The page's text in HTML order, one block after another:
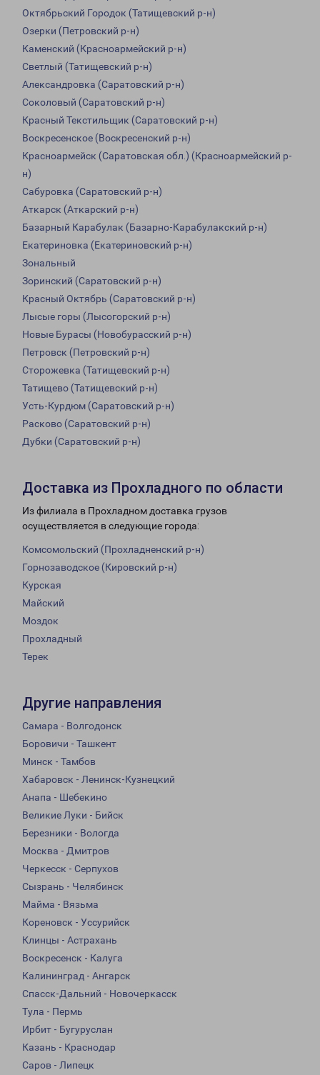
Октябрьский Городок (Татищевский р-н)
Озерки (Петровский р-н)
Каменский (Красноармейский р-н)
Светлый (Татищевский р-н)
Александровка (Саратовский р-н)
Соколовый (Саратовский р-н)
Красный Текстильщик (Саратовский р-н)
Воскресенское (Воскресенский р-н)
Красноармейск (Саратовская обл.) (Красноармейский р-
н)
Сабуровка (Саратовский р-н)
Аткарск (Аткарский р-н)
Базарный Карабулак (Базарно-Карабулакский р-н)
Екатериновка (Екатериновский р-н)
Зональный
Зоринский (Саратовский р-н)
Красный Октябрь (Саратовский р-н)
Лысые горы (Лысогорский р-н)
Новые Бурасы (Новобурасский р-н)
Петровск (Петровский р-н)
Сторожевка (Татищевский р-н)
Татищево (Татищевский р-н)
Усть-Курдюм (Саратовский р-н)
Расково (Саратовский р-н)
Дубки (Саратовский р-н)
Доставка из Прохладного по области
Из филиала в Прохладном доставка грузов
осуществляется в следующие города:
Комсомольский (Прохладненский р-н)
Горнозаводское (Кировский р-н)
Курская
Майский
Моздок
Прохладный
Терек
Другие направления
Самара - Волгодонск
Боровичи - Ташкент
Минск - Тамбов
Хабаровск - Ленинск-Кузнецкий
Анапа - Шебекино
Великие Луки - Бийск
Березники - Вологда
Москва - Дмитров
Черкесск - Серпухов
Сызрань - Челябинск
Майма - Вязьма
Кореновск - Уссурийск
Клинцы - Астрахань
Воскресенск - Калуга
Калининград - Ангарск
Спасск-Дальний - Новочеркасск
Тула - Пермь
Ирбит - Бугуруслан
Казань - Краснодар
Саров - Липецк